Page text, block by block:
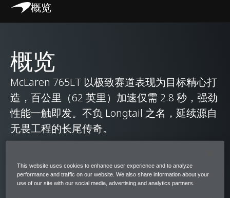
概览
概览
McLaren 765LT 以极致赛道表现为目标精心打
造，百公里（62 英里）加速仅需 2.8 秒，强劲
性能一触即发。不负 Longtail 之名，延续源自
无畏工程的长尾传奇。
基准。搭载 4.0 升双涡轮增压 V8 发动机，输
出 765 匹马力（755 匹英制马力）的惊人功
This website uses cookies to enhance user experience and to analyze
performance and traffic on our website. We also share information about your
use of our site with our social media, advertising and analytics partners.